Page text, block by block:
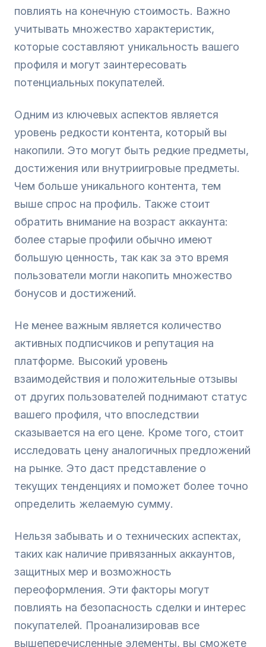
повлиять на конечную стоимость. Важно
учитывать множество характеристик,
которые составляют уникальность вашего
профиля и могут заинтересовать
потенциальных покупателей.
Одним из ключевых аспектов является
уровень редкости контента, который вы
накопили. Это могут быть редкие предметы,
достижения или внутриигровые предметы.
Чем больше уникального контента, тем
выше спрос на профиль. Также стоит
обратить внимание на возраст аккаунта:
более старые профили обычно имеют
большую ценность, так как за это время
пользователи могли накопить множество
бонусов и достижений.
Не менее важным является количество
активных подписчиков и репутация на
платформе. Высокий уровень
взаимодействия и положительные отзывы
от других пользователей поднимают статус
вашего профиля, что впоследствии
сказывается на его цене. Кроме того, стоит
исследовать цену аналогичных предложений
на рынке. Это даст представление о
текущих тенденциях и поможет более точно
определить желаемую сумму.
Нельзя забывать и о технических аспектах,
таких как наличие привязанных аккаунтов,
защитных мер и возможность
переоформления. Эти факторы могут
повлиять на безопасность сделки и интерес
покупателей. Проанализировав все
вышеперечисленные элементы, вы сможете